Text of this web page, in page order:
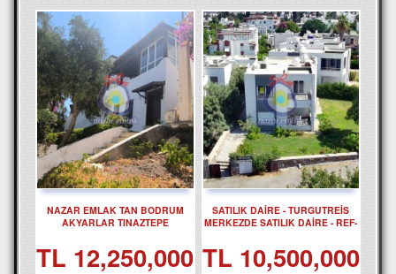
SATILIK DAİRE - TURGUTREİS
MERKEZDE SATILIK DAİRE - REF-
10,500,000 TL
NAZAR EMLAK TAN BODRUM
AKYARLAR TINAZTEPE
12,250,000 TL